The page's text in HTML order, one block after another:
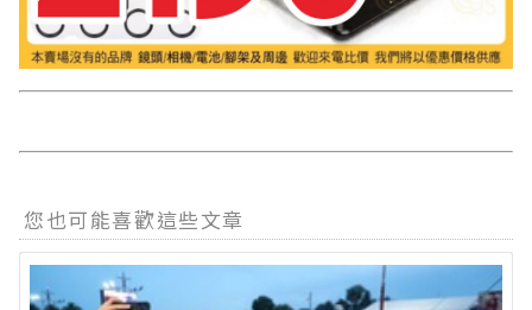
您也可能喜歡這些文章